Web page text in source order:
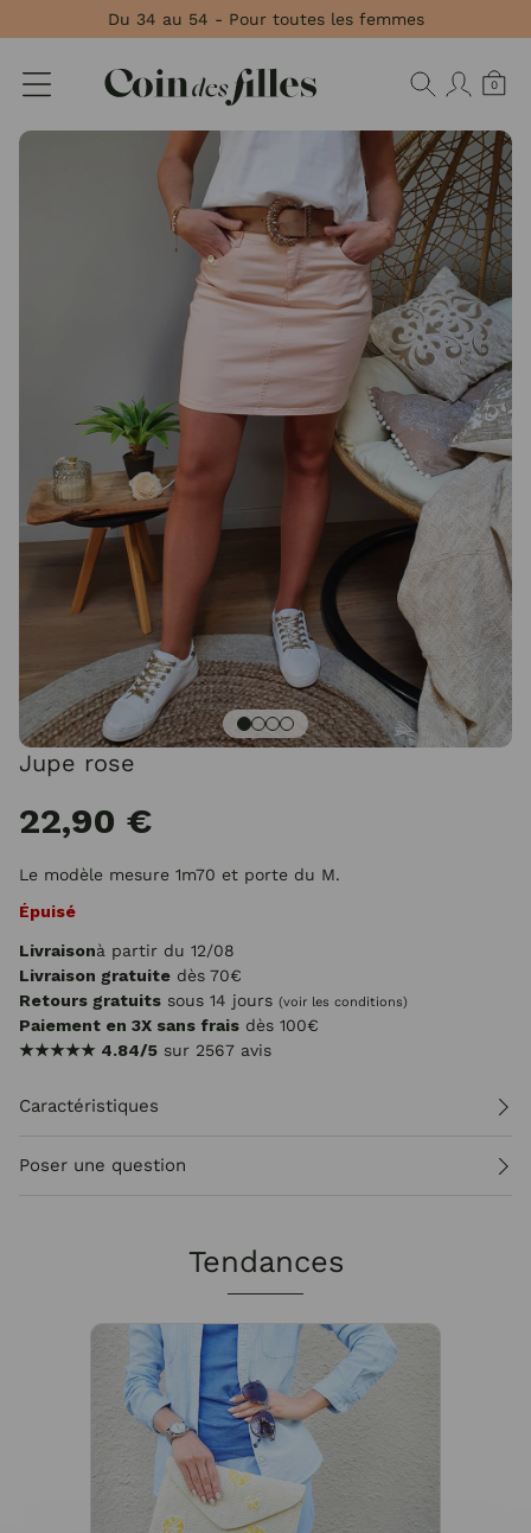
Du 34 au 54 - Pour toutes les femmes
0
Jupe rose
22,90 €
Le modèle mesure 1m70 et porte du M.
Épuisé
Livraisonà partir du 12/08
Livraison gratuite dès 70€
Retours gratuits sous 14 jours (voir les conditions)
Paiement en 3X sans frais dès 100€
★★★★★ 4.84/5 sur 2567 avis
Caractéristiques
Poser une question
Tendances
Panneau de gestion des cookies